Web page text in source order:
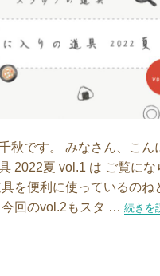
です。 みなさん、こん
2022夏 vol.1 は ご覧にな
を便利に使っているのね
今回のvol.2もスタ …“スタ
続きを